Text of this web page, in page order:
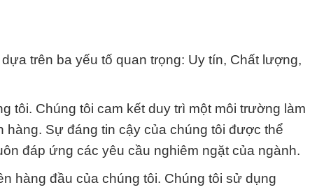
trên ba yếu tố quan trọng: Uy tín, Chất lượng,
tôi. Chúng tôi cam kết duy trì một môi trường làm
Sự đáng tin cậy của chúng tôi được thể
đáp ứng các yêu cầu nghiêm ngặt của ngành.
hàng đầu của chúng tôi. Chúng tôi sử dụng